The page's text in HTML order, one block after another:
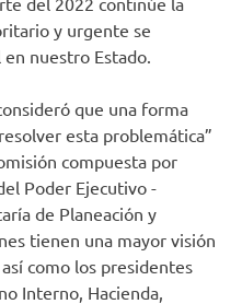
y urgente se
nuestro Estado.
que una forma
esta problemática”
compuesta por
Poder Ejecutivo -
de Planeación y
tienen una mayor visión
como los presidentes
Interno, Hacienda,